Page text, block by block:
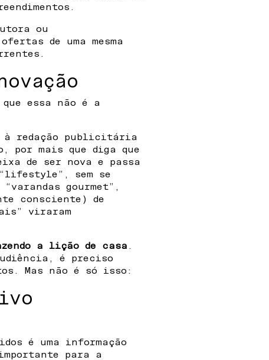
ou
de uma mesma
essa não é a
à redação publicitária
por mais que diga que
de ser nova e passa
sem se
gourmet”,
consciente) de
viraram
a lição de casa .
é preciso
Mas não é só isso:
é uma informação
para a